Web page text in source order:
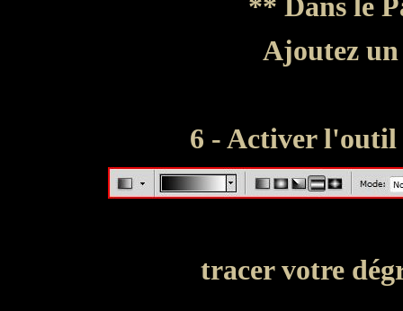
** Dans le
Ajoutez un
6 - Activer l'outil
tracer votre